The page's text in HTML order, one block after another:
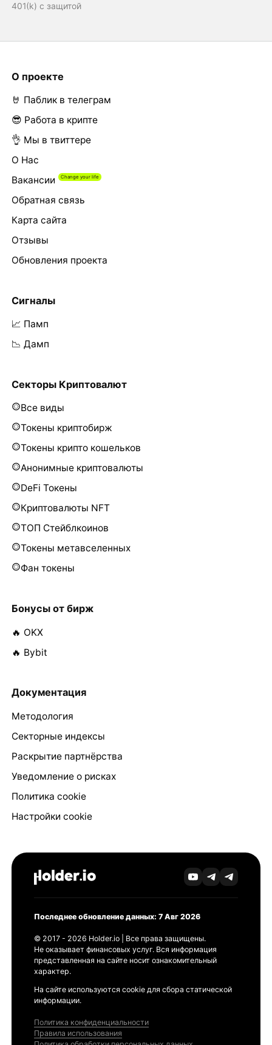
401(k) с защитой
О проекте
🤘 Паблик в телеграм
😎 Работа в крипте
👌 Мы в твиттере
О Нас
Вакансии
Обратная связь
Карта сайта
Отзывы
Обновления проекта
Сигналы
📈 Памп
📉 Дамп
Секторы Криптовалют
Все виды
Токены криптобирж
Токены крипто кошельков
Анонимные криптовалюты
DeFi Токены
Криптовалюты NFT
ТОП Стейблкоинов
Токены метавселенных
Фан токены
Бонусы от бирж
🔥 OKX
🔥 Bybit
Документация
Методология
Секторные индексы
Раскрытие партнёрства
Уведомление о рисках
Политика cookie
Настройки cookie
Последнее обновление данных: 7 Авг 2026
© 2017 - 2026 Holder.io | Все права защищены.
Не оказывает финансовых услуг. Вся информация
представленная на сайте носит ознакомительный
характер.
На сайте используются cookie для сбора статической
информации.
Политика конфиденциальности
Правила использования